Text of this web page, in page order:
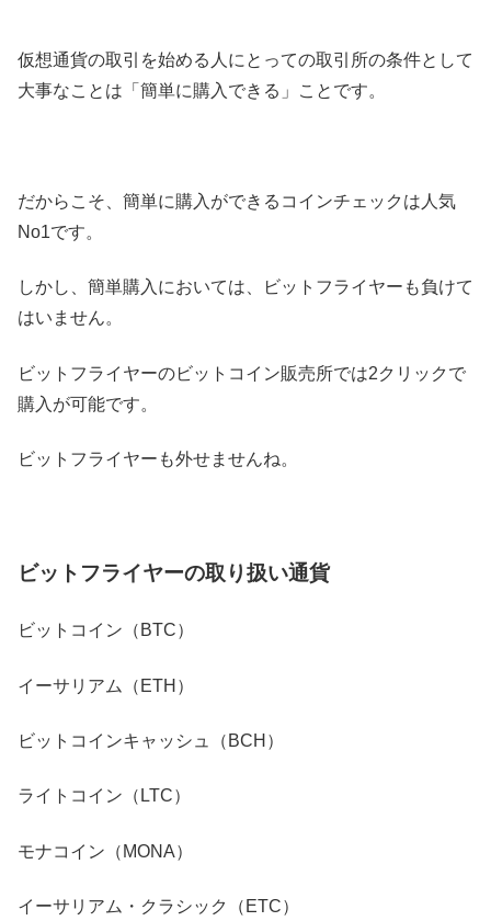
仮想通貨の取引を始める人にとっての取引所の条件として
大事なことは「簡単に購入できる」ことです。
だからこそ、簡単に購入ができるコインチェックは人気
No1です。
しかし、簡単購入においては、ビットフライヤーも負けて
はいません。
ビットフライヤーのビットコイン販売所では2クリックで
購入が可能です。
ビットフライヤーも外せませんね。
ビットフライヤーの取り扱い通貨
ビットコイン（BTC）
イーサリアム（ETH）
ビットコインキャッシュ（BCH）
ライトコイン（LTC）
モナコイン（MONA）
イーサリアム・クラシック（ETC）